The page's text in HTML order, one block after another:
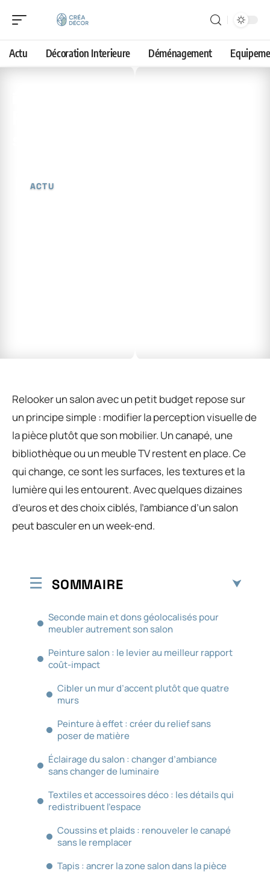
Actu Décoration Interieure Déménagement
ACTU
Relooker un salon avec un petit budget repose sur
un principe simple : modifier la perception visuelle de
la pièce plutôt que son mobilier. Un canapé, une
bibliothèque ou un meuble TV restent en place. Ce
qui change, ce sont les surfaces, les textures et la
lumière qui les entourent. Avec quelques dizaines
d’euros et des choix ciblés, l’ambiance d’un salon
peut basculer en un week-end.
SOMMAIRE
Seconde main et dons géolocalisés pour
meubler autrement son salon
Peinture salon : le levier au meilleur rapport
coût-impact
Cibler un mur d’accent plutôt que quatre
murs
Peinture à effet : créer du relief sans
poser de matière
Éclairage du salon : changer d’ambiance
sans changer de luminaire
Textiles et accessoires déco : les détails qui
redistribuent l’espace
Coussins et plaids : renouveler le canapé
sans le remplacer
Tapis : ancrer la zone salon dans la pièce